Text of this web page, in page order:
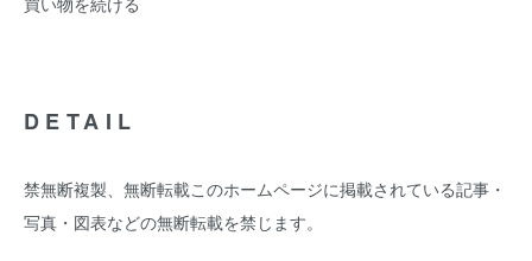
DETAIL
禁無断複製、無断転載このホームページに掲載されている記事・
写真・図表などの無断転載を禁じます。